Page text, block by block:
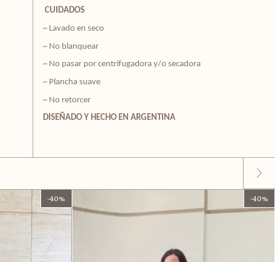
CUIDADOS
~ Lavado en seco
~ No blanquear
~ No pasar por centrifugadora y/o secadora
~ Plancha suave
~ No retorcer
DISEÑADO Y HECHO EN ARGENTINA
-40% -40%